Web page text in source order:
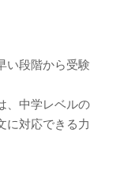
い段階から受験
、中学レベルの
に対応できる力